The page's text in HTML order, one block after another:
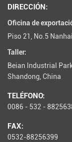
DIRECCIÓN:
Oficina de
Piso 21, No.5
Taller:
Beian Industrial
Shandong, China
TELÉFONO:
0086 - 532 -
FAX:
0532-88256399